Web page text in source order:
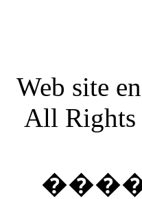
Web site
All Rights